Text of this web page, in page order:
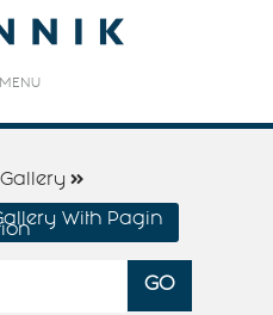
MENU
Gallery
With Pagin